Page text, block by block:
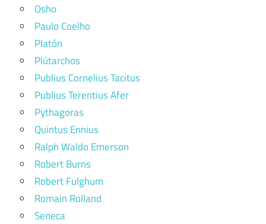
Osho
Paulo Coelho
Platón
Plútarchos
Publius Cornelius Tacitus
Publius Terentius Afer
Pythagoras
Quintus Ennius
Ralph Waldo Emerson
Robert Burns
Robert Fulghum
Romain Rolland
Seneca